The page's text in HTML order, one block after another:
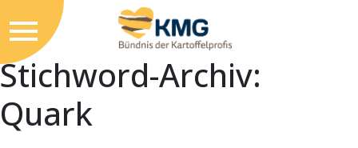
Stichword-Archiv:
Quark